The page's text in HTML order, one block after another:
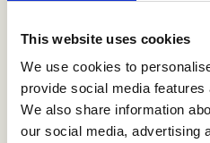
This website uses cookies
We use cookies to
provide social media
We also share information
our social media, advertising
Du kan bla. oprette faste
anvende klassificerings-